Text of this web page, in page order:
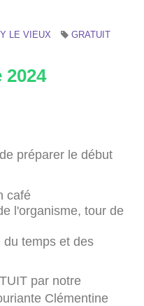
LE VIEUX
GRATUIT
2024
préparer le début
café
l'organisme, tour de
temps et des
par notre
Clémentine